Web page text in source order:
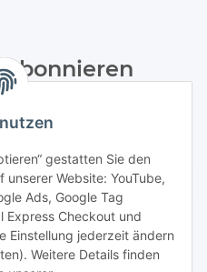
gestatten Sie den
Website: YouTube,
Ads, Google Tag
Express Checkout und
Einstellung jederzeit ändern
Weitere Details finden
und jederzeit widerruflich
Abonnieren